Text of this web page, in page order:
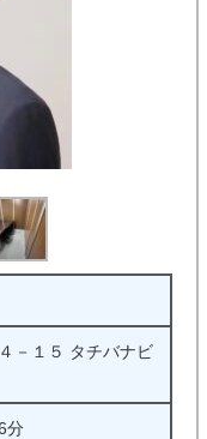
－１５ タチバナビ
分